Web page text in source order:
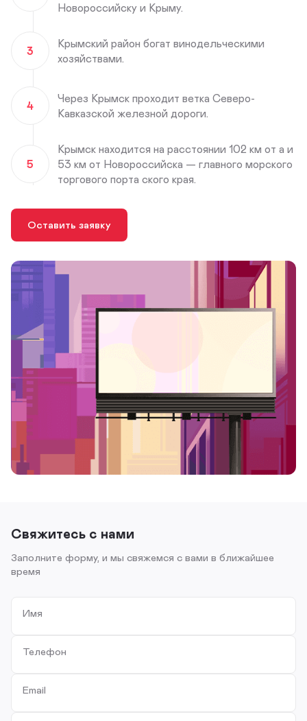
Новороссийску и Крыму.
3
Крымский район богат винодельческими
хозяйствами.
4
Через Крымск проходит ветка Северо-
Кавказской железной дороги.
5
Крымск находится на расстоянии 102 км от а и
53 км от Новороссийска — главного морского
торгового порта ского края.
Оставить заявку
Свяжитесь с нами
Заполните форму, и мы свяжемся с вами в ближайшее
время
Имя
Телефон
Email